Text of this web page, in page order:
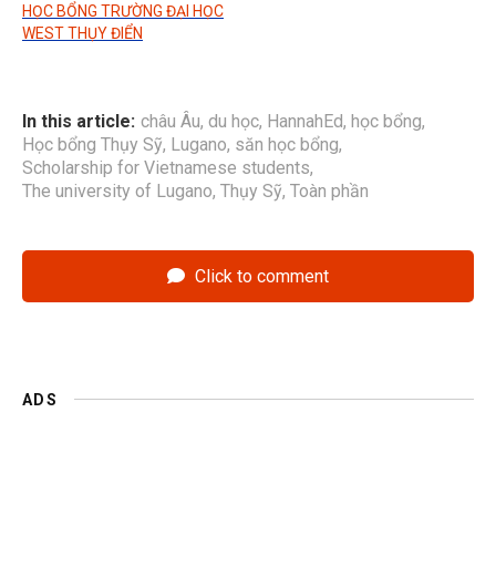
HỌC BỔNG TRƯỜNG ĐẠI HỌC
WEST THỤY ĐIỂN
In this article: châu Âu, du học, HannahEd, học bổng,
Học bổng Thụy Sỹ, Lugano, săn học bổng,
Scholarship for Vietnamese students,
The university of Lugano, Thụy Sỹ, Toàn phần
Click to comment
ADS